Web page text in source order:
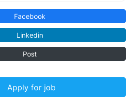
Facebook
Linkedin
Post
Apply for job